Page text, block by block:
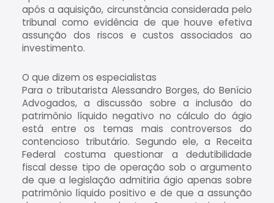
após a aquisição, circunstância considerada pelo
tribunal como evidência de que houve efetiva
assunção dos riscos e custos associados ao
investimento.
O que dizem os especialistas
Para o tributarista Alessandro Borges, do Benício
Advogados, a discussão sobre a inclusão do
patrimônio líquido negativo no cálculo do ágio
está entre os temas mais controversos do
contencioso tributário. Segundo ele, a Receita
Federal costuma questionar a dedutibilidade
fiscal desse tipo de operação sob o argumento
de que a legislação admitiria ágio apenas sobre
patrimônio líquido positivo e de que a assunção